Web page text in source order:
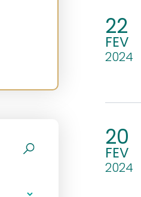
22
FEV
2024
20
FEV
2024